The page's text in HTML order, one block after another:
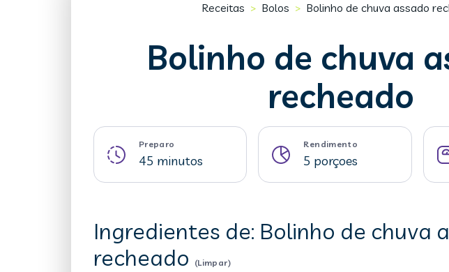
Receitas > Bolos > Bolinho de chuva assado
Bolinho de chuva
recheado
Preparo
45 minutos
Rendimento
5 porçoes
Ingredientes de: Bolinho de chuva
recheado
(Limpar)